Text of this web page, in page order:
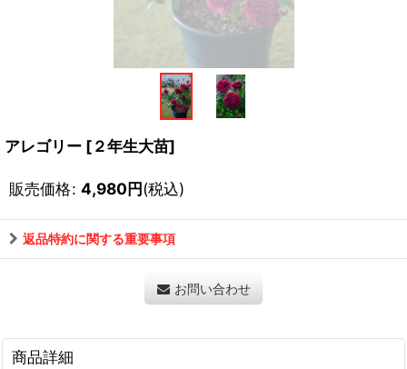
アレゴリー [２年生大苗]
販売価格: 4,980円(税込)
返品特約に関する重要事項
お問い合わせ
商品詳細